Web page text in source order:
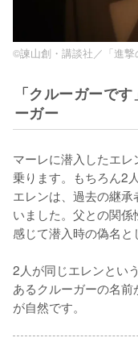
©諫山創・講談社／「進
「クルーガーで
ーガー
マーレに潜入したエ
乗ります。もちろん2
エレンは、過去の継
いました。父との関
感じて潜入時の偽名と
2人が同じエレンとい
あるクルーガーの名
が自然です。